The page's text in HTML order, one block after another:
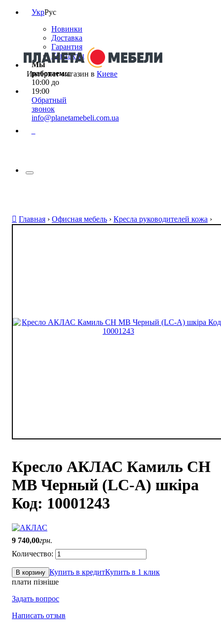
УкрРус
Новинки
Доставка
Гарантия
Контакты
Мы
работаем:с
10:00 до
19:00
Обратный
звонок
info@planetamebeli.com.ua
Интернет-магазин в Киеве
Главная › Офисная мебель › Кресла руководителей кожа ›
Кресло АКЛАС Камиль CH
MB Черный (LC-A) шкіра
Код: 10001243
9 740,00грн.
В корзину Купить в кредитКупить в 1 клик
плати пізніше
Задать вопрос
Написать отзыв